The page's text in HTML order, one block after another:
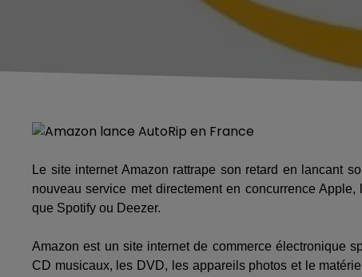
Le site internet Amazon rattrape son retard en lancant
nouveau service met directement en concurrence
que Spotify ou Deezer.
Amazon est un site internet de commerce électronique
CD musicaux, les DVD, les appareils photos et le